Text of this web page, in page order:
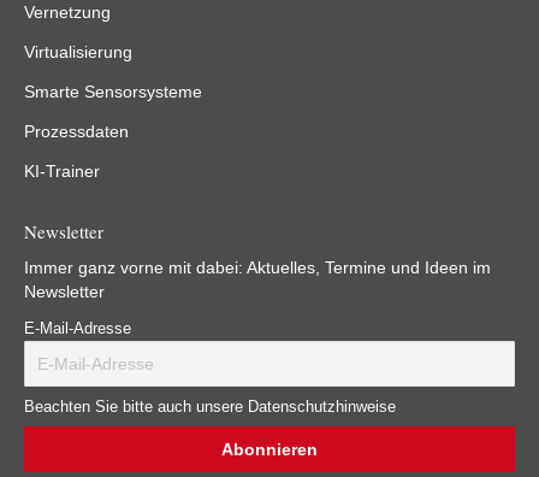
Vernetzung
Virtualisierung
Smarte Sensorsysteme
Prozessdaten
KI-Trainer
Newsletter
Immer ganz vorne mit dabei: Aktuelles, Termine und Ideen im
Newsletter
E-Mail-Adresse
Beachten Sie bitte auch unsere Datenschutzhinweise